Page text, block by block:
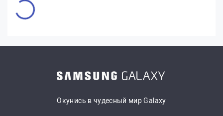
Окунись в чудесный мир Galaxy